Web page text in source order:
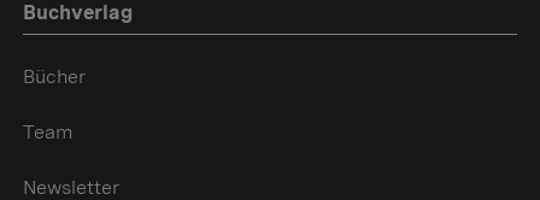
Buchverlag
Bücher
Team
Newsletter